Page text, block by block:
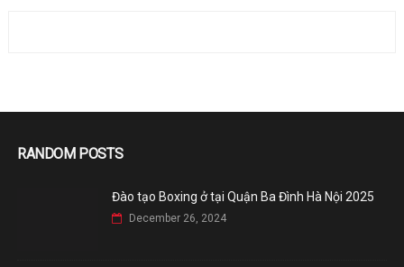
RANDOM POSTS
Đào tạo Boxing ở tại Quận Ba Đình Hà Nội 2025
December 26, 2024